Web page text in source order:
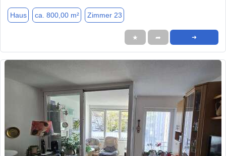
Haus ca. 800,00 m² Zimmer 23
★ ➦ ➜